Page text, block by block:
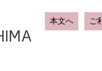
本文へ ご